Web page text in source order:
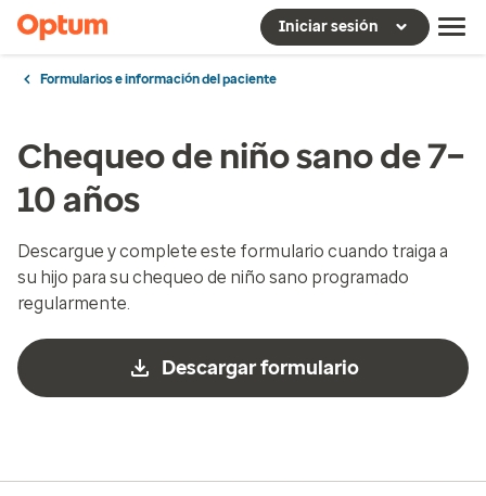
Iniciar sesión
Formularios e información del paciente
Chequeo de niño sano de 7–
10 años
Descargue y complete este formulario cuando traiga a
su hijo para su chequeo de niño sano programado
regularmente.
Descargar formulario